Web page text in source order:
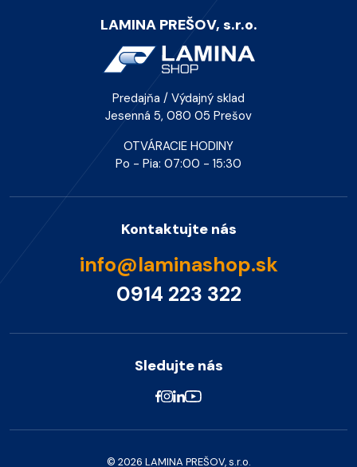
LAMINA PREŠOV, s.r.o.
Predajňa / Výdajný sklad
Jesenná 5, 080 05 Prešov
OTVÁRACIE HODINY
Po - Pia: 07:00 - 15:30
Kontaktujte nás
info@laminashop.sk
0914 223 322
Sledujte nás
© 2026 LAMINA PREŠOV, s.r.o.